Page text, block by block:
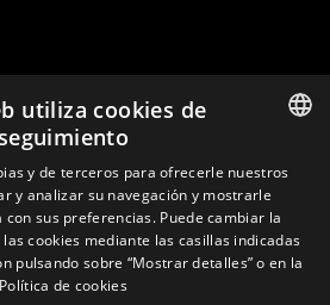
ENGLISH
CATALAN
utiliza cookies de
y de terceros para ofrecerle nuestros
y analizar su navegación y mostrarle
sus preferencias. Puede cambiar la
cookies mediante las casillas indicadas
pulsando sobre “Mostrar detalles” o en la
Política de cookies